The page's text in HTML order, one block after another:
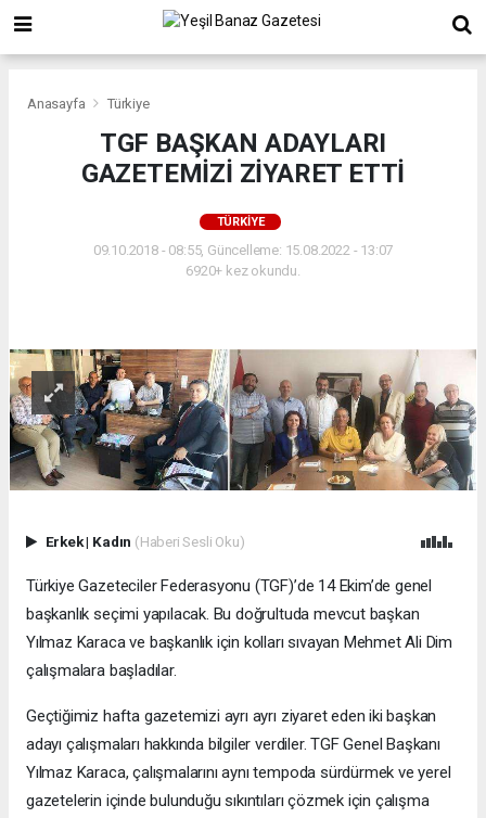
Anasayfa Türkiye
TGF BAŞKAN ADAYLARI
GAZETEMİZİ ZİYARET ETTİ
TÜRKIYE
09.10.2018 - 08:55, Güncelleme: 15.08.2022 - 13:07
6920+ kez okundu.
Erkek| Kadın (Haberi Sesli Oku)
Türkiye Gazeteciler Federasyonu (TGF)’de 14 Ekim’de genel
başkanlık seçimi yapılacak. Bu doğrultuda mevcut başkan
Yılmaz Karaca ve başkanlık için kolları sıvayan Mehmet Ali Dim
çalışmalara başladılar.
Geçtiğimiz hafta gazetemizi ayrı ayrı ziyaret eden iki başkan
adayı çalışmaları hakkında bilgiler verdiler. TGF Genel Başkanı
Yılmaz Karaca, çalışmalarını aynı tempoda sürdürmek ve yerel
gazetelerin içinde bulunduğu sıkıntıları çözmek için çalışma